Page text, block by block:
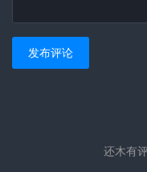
发布评论
还木有